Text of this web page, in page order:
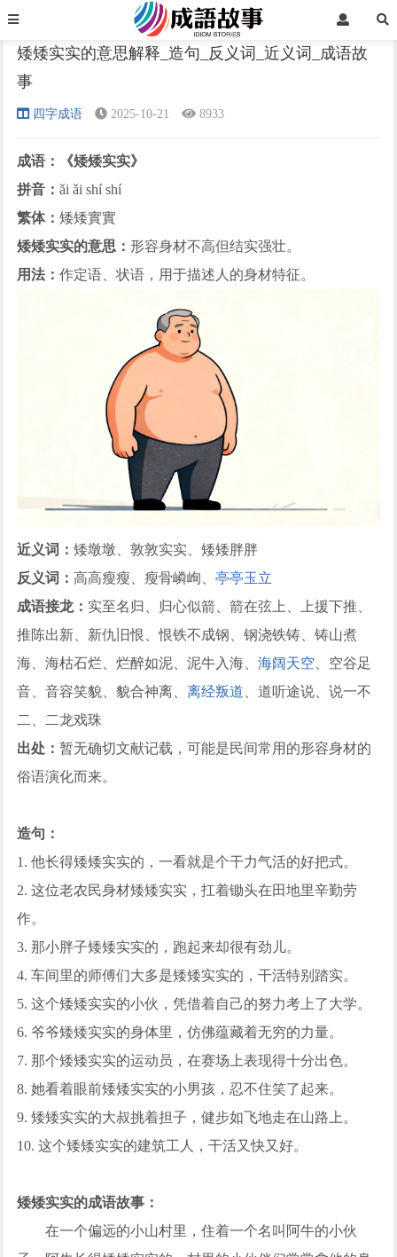
正文
矮矮实实的意思解释_造句_反义词_近义词_成语故
事
四字成语 2025-10-21 8933
成语：《矮矮实实》
拼音：ǎi ǎi shí shí
繁体：矮矮實實
矮矮实实的意思： 形容身材不高但结实强壮。
用法：作定语、状语，用于描述人的身材特征。
近义词：矮墩墩、敦敦实实、矮矮胖胖
反义词：高高瘦瘦、瘦骨嶙峋、亭亭玉立
成语接龙： 实至名归、归心似箭、箭在弦上、上援下推、
推陈出新、新仇旧恨、恨铁不成钢、钢浇铁铸、铸山煮
海、海枯石烂、烂醉如泥、泥牛入海、海阔天空 、空谷足
音、音容笑貌、貌合神离、离经叛道 、道听途说、说一不
二、二龙戏珠
出处：暂无确切文献记载，可能是民间常用的形容身材的
俗语演化而来。
造句：
1. 他长得矮矮实实的，一看就是个干力气活的好把式。
2. 这位老农民身材矮矮实实，扛着锄头在田地里辛勤劳
作。
3. 那小胖子矮矮实实的，跑起来却很有劲儿。
4. 车间里的师傅们大多是矮矮实实的，干活特别踏实。
5. 这个矮矮实实的小伙，凭借着自己的努力考上了大学。
6. 爷爷矮矮实实的身体里，仿佛蕴藏着无穷的力量。
7. 那个矮矮实实的运动员，在赛场上表现得十分出色。
8. 她看着眼前矮矮实实的小男孩，忍不住笑了起来。
9. 矮矮实实的大叔挑着担子，健步如飞地走在山路上。
10. 这个矮矮实实的建筑工人，干活又快又好。
矮矮实实的成语故事：
在一个偏远的小山村里，住着一个名叫阿牛的小伙